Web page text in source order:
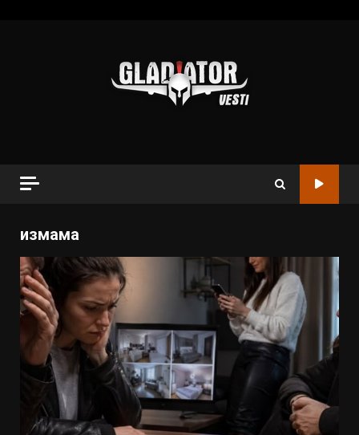
измама